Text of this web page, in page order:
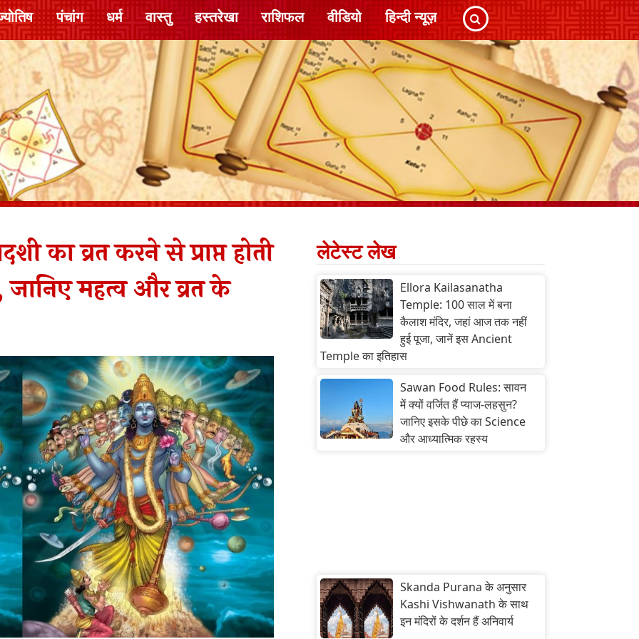
पंचांग धर्म वास्तु हस्तरेखा राशिफल वीडियो हिन्दी न्यूज़
व्रत करने से प्राप्त होती
महत्व और व्रत के
लेटेस्ट लेख
Ellora Kailasanatha
Temple: 100 साल में बना
कैलाश मंदिर, जहां आज तक नहीं
हुई पूजा, जानें इस Ancient
Temple का इतिहास
Sawan Food Rules: सावन
में क्यों वर्जित हैं प्याज-लहसुन?
जानिए इसके पीछे का Science
और आध्यात्मिक रहस्य
Skanda Purana के अनुसार
Kashi Vishwanath के साथ
इन मंदिरों के दर्शन हैं अनिवार्य